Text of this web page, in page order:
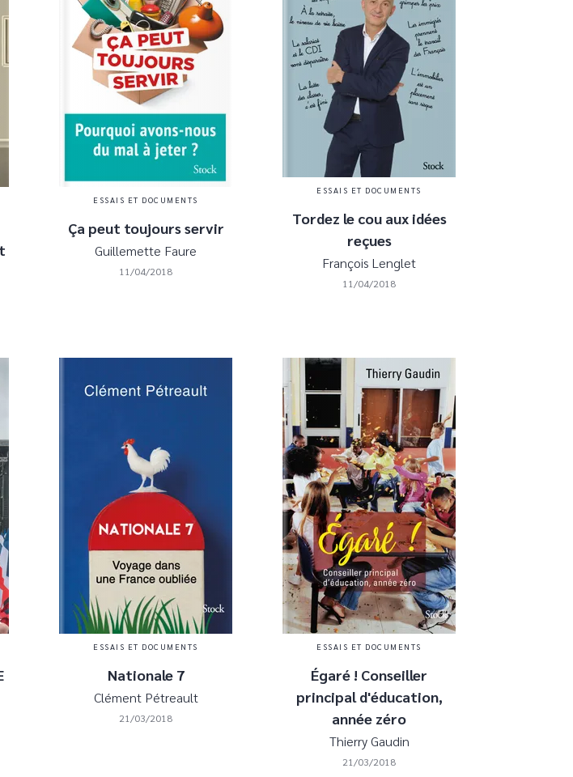
ESSAIS ET DOCUMENTS
Ça peut toujours servir
Guillemette Faure
11/04/2018
ESSAIS ET DOCUMENTS
Tordez le cou aux idées
reçues
François Lenglet
11/04/2018
ESSAIS ET DOCUMENTS
Nationale 7
Clément Pétreault
21/03/2018
ESSAIS ET DOCUMENTS
Égaré ! Conseiller
principal d'éducation,
année zéro
Thierry Gaudin
21/03/2018